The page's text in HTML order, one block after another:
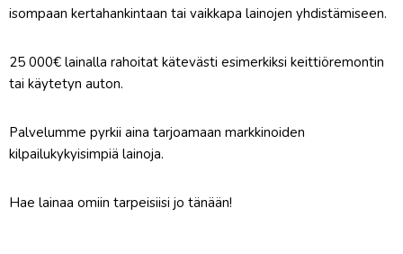
isompaan kertahankintaan tai vaikkapa lainojen yhdistämiseen.
25 000€ lainalla rahoitat kätevästi esimerkiksi keittiöremontin
tai käytetyn auton.
Palvelumme pyrkii aina tarjoamaan markkinoiden
kilpailukykyisimpiä lainoja.
Hae lainaa omiin tarpeisiisi jo tänään!